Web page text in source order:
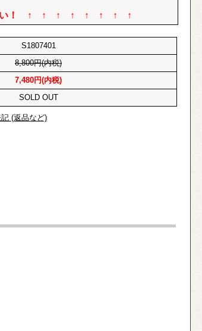
い！ ↑ ↑ ↑ ↑ ↑ ↑ ↑ ↑
S1807401
8,800円(内税)
7,480円(内税)
SOLD OUT
(返品など)